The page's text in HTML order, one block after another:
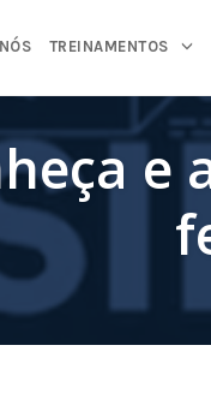
TREINAMENTOS